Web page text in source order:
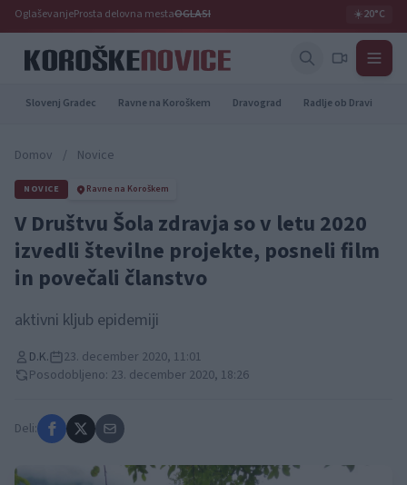
OglaševanjeProsta delovna mestaOGLASI ☀️20°C
Slovenj Gradec Ravne na Koroškem Dravograd Radlje ob Dravi
Domov / Novice
NOVICE Ravne na Koroškem
V Društvu Šola zdravja so v letu 2020
izvedli številne projekte, posneli film
in povečali članstvo
aktivni kljub epidemiji
D.K.
23. december 2020, 11:01
Posodobljeno: 23. december 2020, 18:26
Deli: